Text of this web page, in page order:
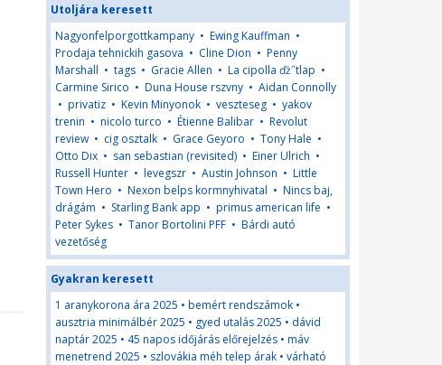
Utoljára keresett
Nagyonfelporgottkampany • Ewing Kauffman •
Prodaja tehnickih gasova • Cline Dion • Penny
Marshall • tags • Gracie Allen • La cipolla ďż˝tlap •
Carmine Sirico • Duna House rszvny • Aidan Connolly
• privatiz • Kevin Minyonok • veszteseg • yakov
trenin • nicolo turco • Étienne Balibar • Revolut
review • cig osztalk • Grace Geyoro • Tony Hale •
Otto Dix • san sebastian (revisited) • Einer Ulrich •
Russell Hunter • levegszr • Austin Johnson • Little
Town Hero • Nexon belps kormnyhivatal • Nincs baj,
drágám • Starling Bank app • primus american life •
Peter Sykes • Tanor Bortolini PFF • Bárdi autó
vezetőség
Gyakran keresett
1 aranykorona ára 2025 • bemért rendszámok •
ausztria minimálbér 2025 • gyed utalás 2025 • dávid
naptár 2025 • 45 napos időjárás előrejelzés • máv
menetrend 2025 • szlovákia méh telep árak • várható